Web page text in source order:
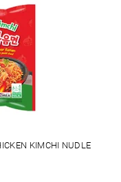
KIMCHI NUDLE